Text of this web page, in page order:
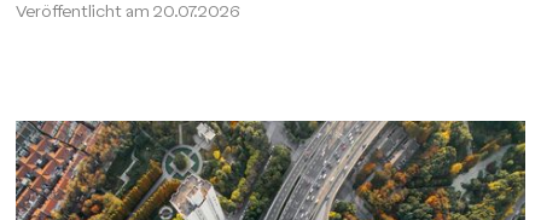
Veröffentlicht am 20.07.2026